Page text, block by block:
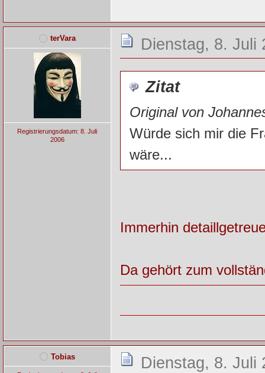
terVara
Registrierungsdatum: 8. Juli
2006
Dienstag, 8. Juli
Zitat
Original von
Würde sich mir die
wäre...
Immerhin
Da gehört zum
Tobias Dienstag, 8. Juli